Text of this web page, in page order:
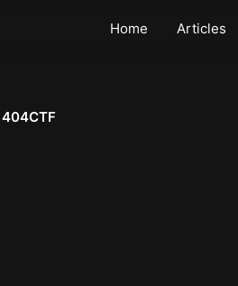
Home Articles
404CTF